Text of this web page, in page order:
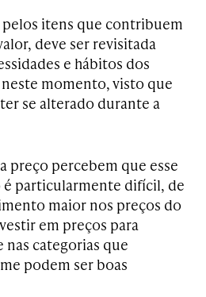
itens que contribuem
deve ser revisitada
e hábitos dos
momento, visto que
se alterado durante a
preço percebem que esse
particularmente difícil, de
maior nos preços do
em preços para
nas categorias que
podem ser boas